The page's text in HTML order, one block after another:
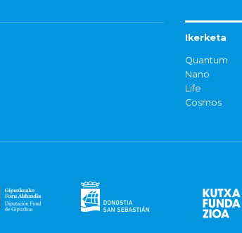
Ikerketa
Quantum
Nano
Life
Cosmos